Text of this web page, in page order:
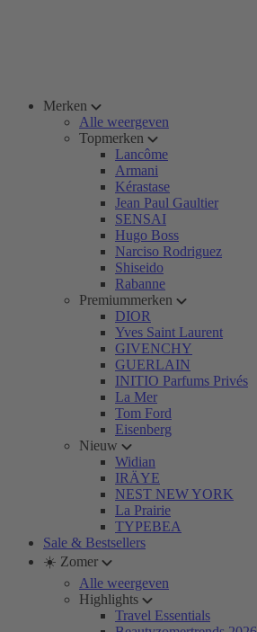
Merken
Alle weergeven
Topmerken
Lancôme
Armani
Kérastase
Jean Paul Gaultier
SENSAI
Hugo Boss
Narciso Rodriguez
Shiseido
Rabanne
Premiummerken
DIOR
Yves Saint Laurent
GIVENCHY
GUERLAIN
INITIO Parfums Privés
La Mer
Tom Ford
Eisenberg
Nieuw
Widian
IRÄYE
NEST NEW YORK
La Prairie
TYPEBEA
Sale & Bestsellers
☀️ Zomer
Alle weergeven
Highlights
Travel Essentials